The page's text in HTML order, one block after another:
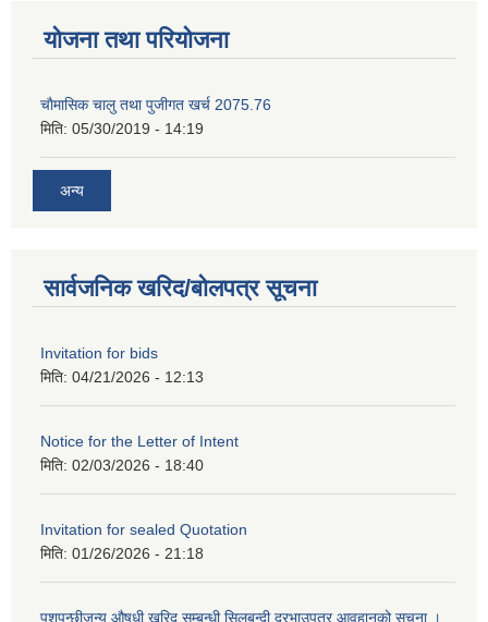
योजना तथा परियोजना
चाैमासिक चालु तथा पुजीगत खर्च 2075.76
मिति: 05/30/2019 - 14:19
अन्य
सार्वजनिक खरिद/बोलपत्र सूचना
Invitation for bids
मिति: 04/21/2026 - 12:13
Notice for the Letter of Intent
मिति: 02/03/2026 - 18:40
Invitation for sealed Quotation
मिति: 01/26/2026 - 21:18
पशुपन्छीजन्य औषधी खरिद सम्बन्धी सिलबन्दी दरभाउपत्र आवहानको सुचना ।